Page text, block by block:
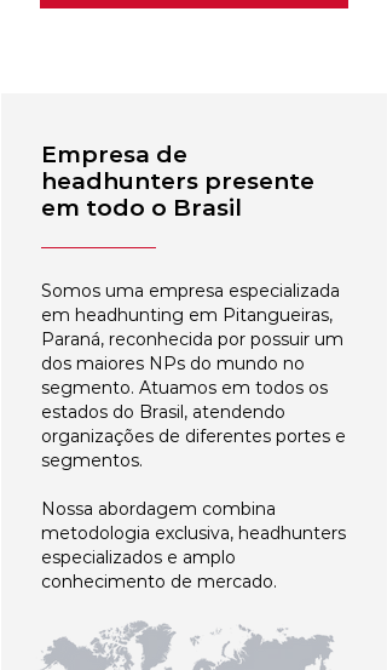
Empresa de
headhunters presente
em todo o Brasil
Somos uma empresa especializada
em headhunting em Pitangueiras,
Paraná, reconhecida por possuir um
dos maiores NPs do mundo no
segmento. Atuamos em todos os
estados do Brasil, atendendo
organizações de diferentes portes e
segmentos.
Nossa abordagem combina
metodologia exclusiva, headhunters
especializados e amplo
conhecimento de mercado.